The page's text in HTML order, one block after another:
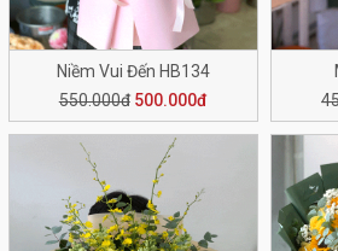
Niềm Vui Đến HB134
550.000đ 500.000đ